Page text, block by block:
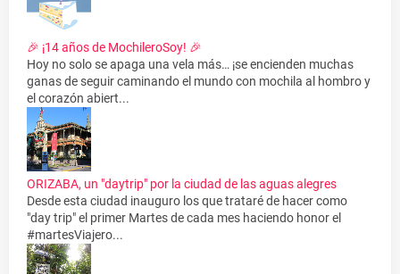
🎉 ¡14 años de MochileroSoy! 🎉
Hoy no solo se apaga una vela más… ¡se encienden muchas
ganas de seguir caminando el mundo con mochila al hombro y
el corazón abiert...
ORIZABA, un "daytrip" por la ciudad de las aguas alegres
Desde esta ciudad inauguro los que trataré de hacer como
"day trip" el primer Martes de cada mes haciendo honor el
#martesViajero...